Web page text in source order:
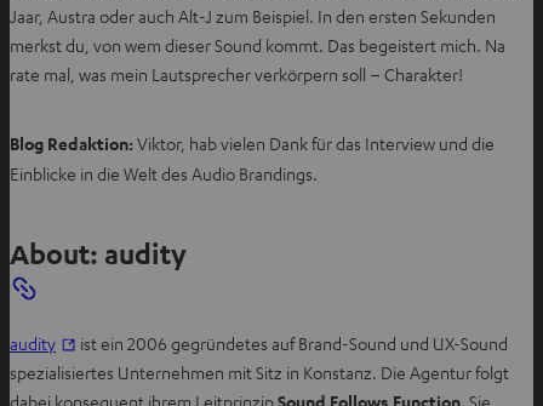
Jaar, Austra oder auch Alt-J zum Beispiel. In den ersten Sekunden
merkst du, von wem dieser Sound kommt. Das begeistert mich. Na
rate mal, was mein Lautsprecher verkörpern soll – Charakter!
Blog Redaktion: Viktor, hab vielen Dank für das Interview und die
Einblicke in die Welt des Audio Brandings.
About: audity
audity
I
m
n
ist ein 2006 gegründetes auf Brand-Sound und UX-Sound
spezialisiertes Unternehmen mit Sitz in Konstanz. Die Agentur folgt
dabei konsequent ihrem Leitprinzip
Sie